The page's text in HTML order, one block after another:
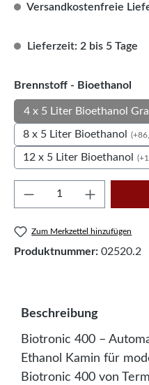
Versandkostenfreie
Lieferzeit: 2 bis 5 Tage
Brennstoff - Bioethanol
4 x 5 Liter Bioethanol
8 x 5 Liter Bioethanol
12 x 5 Liter Bioethanol
Produkt Anzahl:
Zum Merkzettel hinzufügen
Produktnummer: 02520.2
Beschreibung
Biotronic 400 –
Ethanol Kamin für
Biotronic 400 von